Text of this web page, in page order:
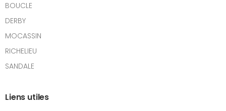
BOUCLE
DERBY
MOCASSIN
RICHELIEU
SANDALE
Liens utiles